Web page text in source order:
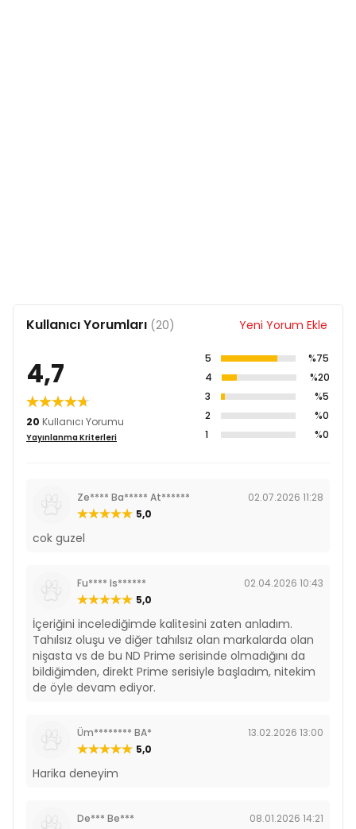
Kullanıcı Yorumları (20) Yeni Yorum Ekle
4,7
20 Kullanıcı Yorumu
Yayınlanma Kriterleri
5
%75
4
%20
3
%5
2
%0
1
%0
Ze**** Ba***** At******
02.07.2026 11:28
5,0
cok guzel
Fu**** Is******
02.04.2026 10:43
5,0
İçeriğini incelediğimde kalitesini zaten anladım.
Tahılsız oluşu ve diğer tahılsız olan markalarda olan
nişasta vs de bu ND Prime serisinde olmadığını da
bildiğimden, direkt Prime serisiyle başladım, nitekim
de öyle devam ediyor.
Üm******** BA*
13.02.2026 13:00
5,0
Harika deneyim
De*** Be***
08.01.2026 14:21